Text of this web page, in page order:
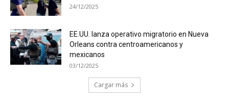
24/12/2025
EE.UU. lanza operativo migratorio en Nueva
Orleans contra centroamericanos y
mexicanos
03/12/2025
Cargar más